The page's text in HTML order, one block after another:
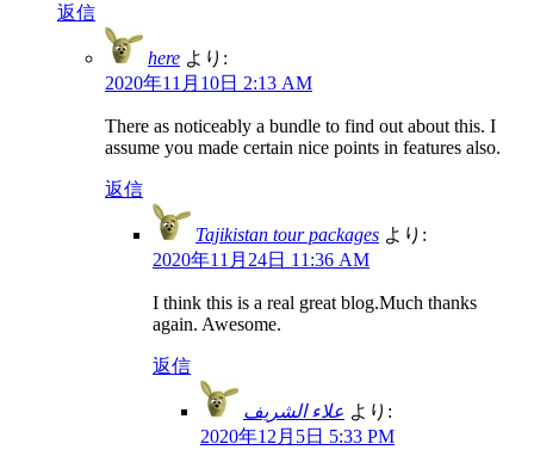
返信
here より:
2020年11月10日 2:13 AM
There as noticeably a bundle to find out about this. I
assume you made certain nice points in features also.
返信
Tajikistan tour packages より:
2020年11月24日 11:36 AM
I think this is a real great blog.Much thanks
again. Awesome.
返信
علاء الشريف より:
2020年12月5日 5:33 PM